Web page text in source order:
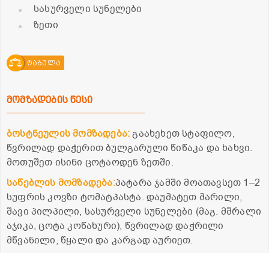
სასურველი სუნელები
ზეთი
ტაბულა
მომზადების წესი
ბოსტნეულის მომზადება:გაახეხეთ სტაფილო,
წვრილად დაჭერით ბულგარული წიწაკა და ხახვი.
მოთუშეთ ისინი ცოტაოდენ ზეთში.
საწებლის მომზადება:პატარა ჯამში მოათავსეთ 1–2
სუფრის კოვზი ტომატპასტა. დაუმატეთ მარილი,
შავი პილპილი, სასურველი სუნელები (მაგ. მშრალი
აჯიკა, ცოტა კოწახური), წვრილად დაჭრილი
მწვანილი, წყალი და კარგად აურიეთ.